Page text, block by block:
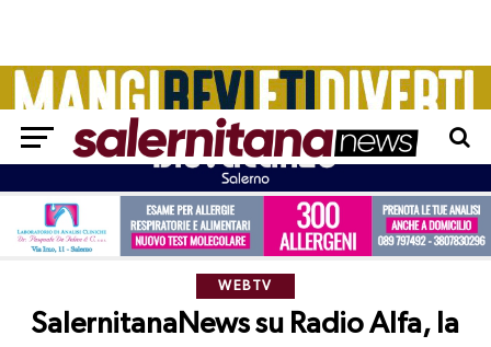
WEBTV
SalernitanaNews su Radio Alfa, la